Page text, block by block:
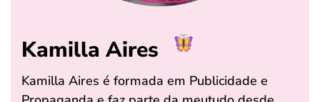
Kamilla Aires
Kamilla Aires é formada em Publicidade e